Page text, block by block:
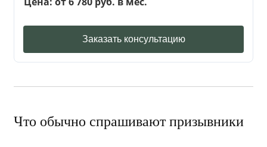
Заказать консультацию
Что обычно спрашивают призывники